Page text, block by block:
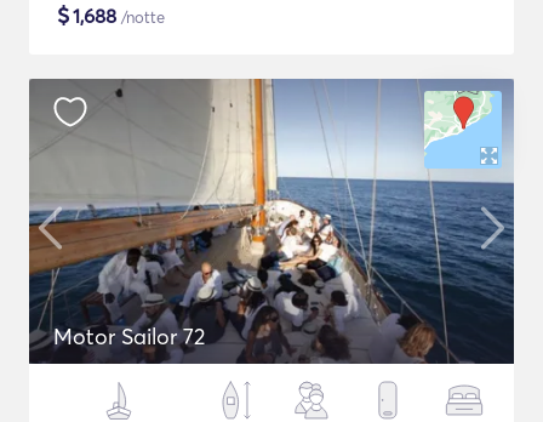
$1,688 /notte
Motor Sailor 72